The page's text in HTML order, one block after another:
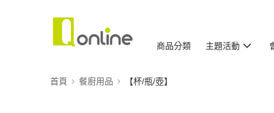
商品分類 主題活動
首頁 餐廚用品 【杯/瓶/壺】